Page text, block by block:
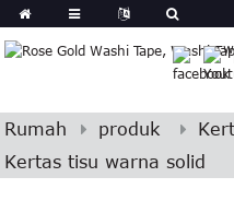
German
Japanese
Lao
Rumah produk
Kertas tisu warna solid